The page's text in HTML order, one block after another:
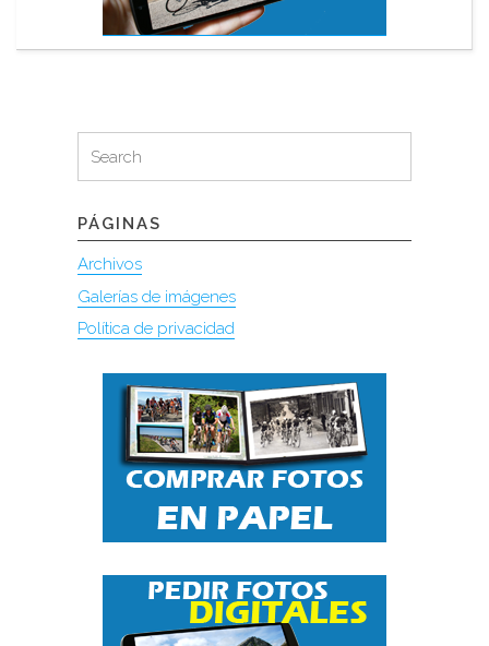
for:
Search
PÁGINAS
Archivos
Galerías de imágenes
Política de privacidad